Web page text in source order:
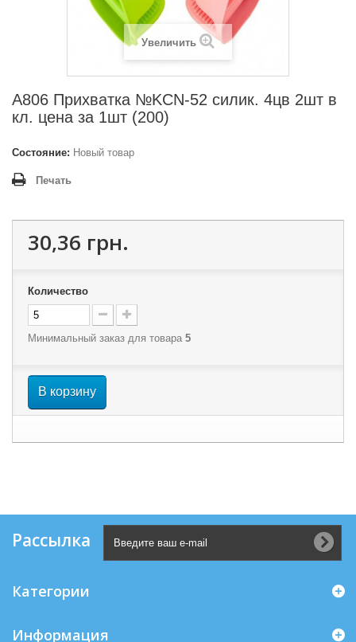
Увеличить
A806 Прихватка №KCN-52 силик. 4цв 2шт в
кл. цена за 1шт (200)
Состояние: Новый товар
Печать
30,36 грн.
Количество
Минимальный заказ для товара 5
В корзину
Рассылка
Категории
Информация